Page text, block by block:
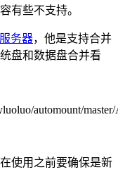
有些不支持。
务器，他是支持合并
盘和数据盘合并看
automount/
使用之前要确保是新